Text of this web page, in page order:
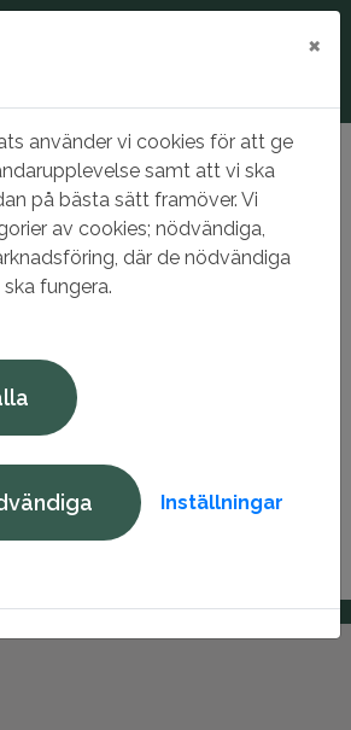
Mariefredsvägen
med läckan. Många hushåll är
inte lagats före klockan 18.00
×
använder vi cookies för att ge
samt att vi ska
på bästa sätt framöver. Vi
av cookies; nödvändiga,
där de nödvändiga
fungera.
Inställningar